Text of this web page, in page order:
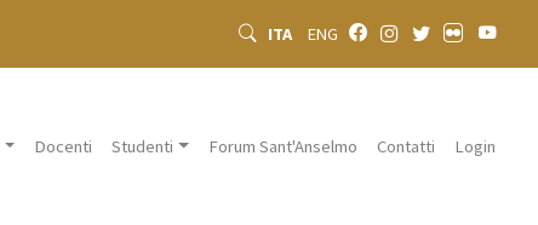
ITA ENG
Docenti Studenti Forum Sant'Anselmo Contatti Login